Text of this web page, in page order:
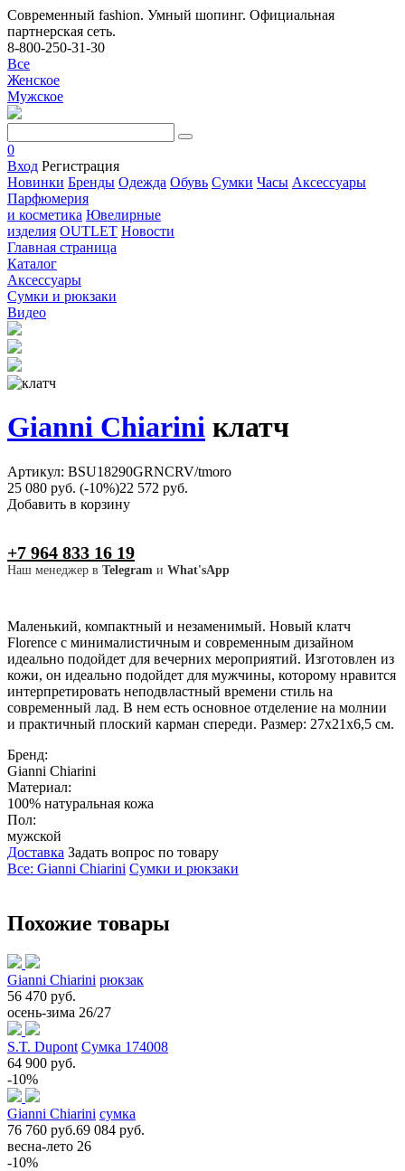
Современный fashion. Умный шопинг. Официальная
партнерская сеть.
8-800-250-31-30
Все
Женское
Мужское
0
Вход Регистрация
Новинки Бренды Одежда Обувь Сумки Часы Аксессуары
Парфюмерия
и косметика Ювелирные
изделия OUTLET Новости
Главная страница
Каталог
Аксессуары
Сумки и рюкзаки
Видео
Gianni Chiarini клатч
Артикул: BSU18290GRNCRV/tmoro
25 080 руб. (-10%)22 572 руб.
Добавить в корзину
+7 964 833 16 19
Наш менеджер в Telegram и What'sApp
Маленький, компактный и незаменимый. Новый клатч
Florence с минималистичным и современным дизайном
идеально подойдет для вечерних мероприятий. Изготовлен из
кожи, он идеально подойдет для мужчины, которому нравится
интерпретировать неподвластный времени стиль на
современный лад. В нем есть основное отделение на молнии
и практичный плоский карман спереди. Размер: 27x21x6,5 см.
Бренд:
Gianni Chiarini
Материал:
100% натуральная кожа
Пол:
мужской
Доставка Задать вопрос по товару
Все: Gianni Chiarini Сумки и рюкзаки
Похожие товары
Gianni Chiarini рюкзак
56 470 руб.
осень-зима 26/27
S.T. Dupont Сумка 174008
64 900 руб.
-10%
Gianni Chiarini сумка
76 760 руб.69 084 руб.
весна-лето 26
-10%